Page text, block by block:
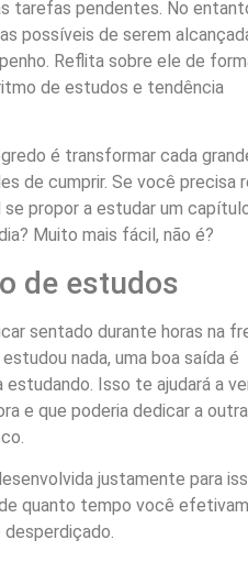
tarefas pendentes. No
possíveis de serem
Reflita sobre ele de
de estudos e tendência
é transformar cada
de cumprir. Se você precisa
propor a estudar um
Muito mais fácil, não é?
de estudos
sentado durante horas na
nada, uma boa saída é
Isso te ajudará a
e que poderia dedicar a
justamente para
quanto tempo você